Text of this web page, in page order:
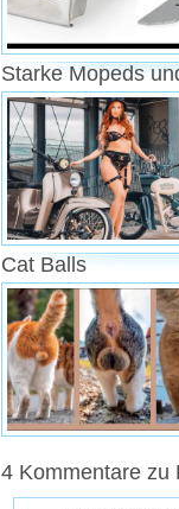
Starke Mopeds
Cat Balls
4 Kommentare zu